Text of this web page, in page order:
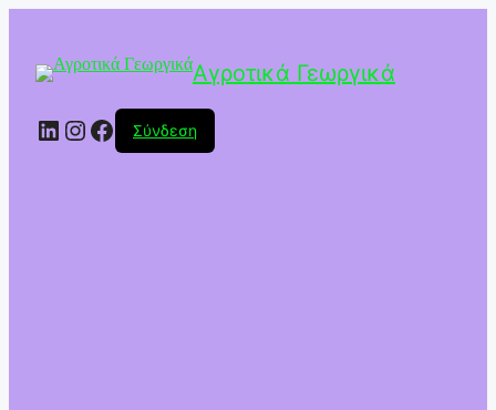
Αγροτικά Γεωργικά
Linkedin
Instagram
Facebook
Σύνδεση